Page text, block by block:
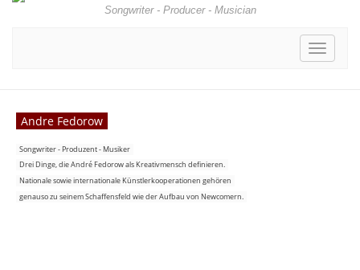
Songwriter - Producer - Musician
Toggle
Andre Fedorow
Songwriter - Produzent - Musiker
Drei Dinge, die André Fedorow als Kreativmensch definieren.
Nationale sowie internationale Künstlerkooperationen gehören
genauso zu seinem Schaffensfeld wie der Aufbau von Newcomern.